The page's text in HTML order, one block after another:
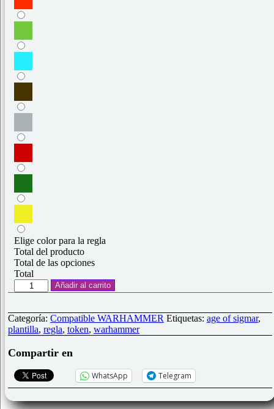
Elige color para la regla
Total del producto
Total de las opciones
Total
Regla
acrílica
9"
compatible
AoS
cantidad
Añadir al carrito
Categoría: Compatible WARHAMMER Etiquetas: age of sigmar,
plantilla, regla, token, warhammer
Compartir en
WhatsApp Telegram